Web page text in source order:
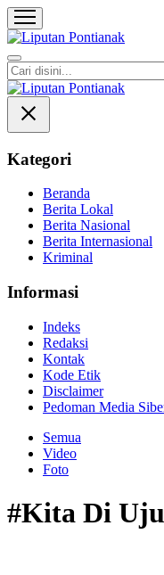
Liputan Pontianak
Berita Terkini dan
Kategori
Beranda
Berita Lokal
Berita Nasional
Berita Internasional
Kriminal
Informasi
Indeks
Redaksi
Kontak
Kode Etik
Disclaimer
Pedoman Media
Semua
Video
Foto
#Kita Di